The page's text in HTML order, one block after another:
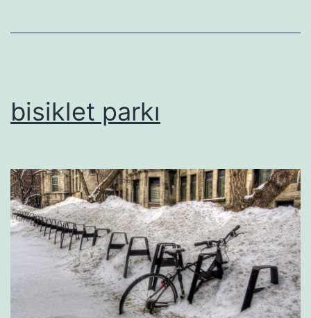
bisiklet parkı